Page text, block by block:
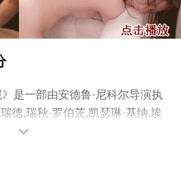
是一部由安德鲁·尼科尔导演执
德,瑞秋·罗伯茨,凯瑟琳·基纳,埃
演绎的美国电影，手机免费在线
电视猫或剧情网等平台了解。
